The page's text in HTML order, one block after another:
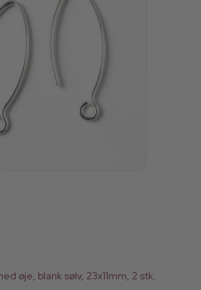
øje, blank sølv, 23x11mm, 2 stk.